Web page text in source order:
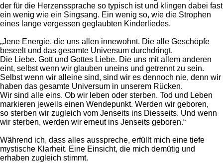
der für die Herzenssprache so typisch ist und klingen dabei fast
ein wenig wie ein Singsang. Ein wenig so, wie die Strophen
eines lange vergessen geglaubten Kinderliedes.
„Jene Energie, die uns allen innewohnt. Die alle Geschöpfe
beseelt und das gesamte Universum durchdringt.
Die Liebe. Gott und Gottes Liebe. Die uns mit allem anderen
eint, selbst wenn wir glauben uneins und getrennt zu sein.
Selbst wenn wir alleine sind, sind wir es dennoch nie, denn wir
haben das gesamte Universum in unserem Rücken.
Wir sind alle eins. Ob wir leben oder sterben. Tod und Leben
markieren jeweils einen Wendepunkt. Werden wir geboren,
so sterben wir zugleich vom Jenseits ins Diesseits. Und wenn
wir sterben, werden wir erneut ins Jenseits geboren.“
Während ich, dass alles ausspreche, erfüllt mich eine tiefe
mystische Klarheit. Eine Einsicht, die mich demütig und
erhaben zugleich stimmt.